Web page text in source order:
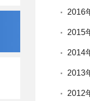
2016
2015
2014
2013
2012